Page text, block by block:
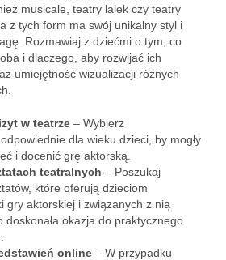
musicale, teatry lalek czy teatry
z tych form ma swój unikalny styl i
Rozmawiaj z dziećmi o tym, co
i dlaczego, aby rozwijać ich
umiejętność wizualizacji różnych
w teatrze – Wybierz
dla wieku dzieci, by mogły
i docenić grę aktorską.
teatralnych – Poszukaj
które oferują dzieciom
gry aktorskiej i związanych z nią
doskonała okazja do praktycznego
online – W przypadku